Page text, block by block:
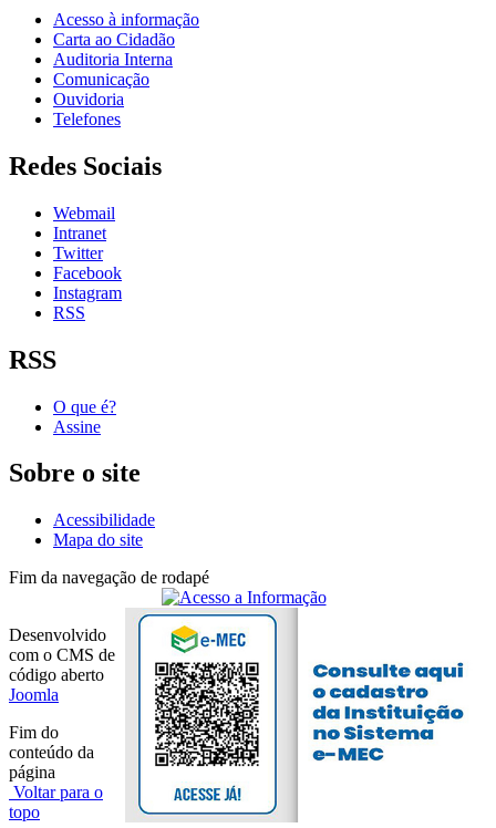
Acesso à informação
Carta ao Cidadão
Auditoria Interna
Comunicação
Ouvidoria
Telefones
Redes Sociais
Webmail
Intranet
Twitter
Facebook
Instagram
RSS
RSS
O que é?
Assine
Sobre o site
Acessibilidade
Mapa do site
Fim da navegação de rodapé
Desenvolvido
com o CMS de
código aberto
Joomla
Fim do
conteúdo da
página
Voltar para o
topo